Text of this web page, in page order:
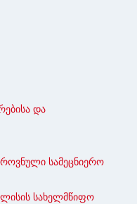
და
სამეცნიერო
სახელმწიფო